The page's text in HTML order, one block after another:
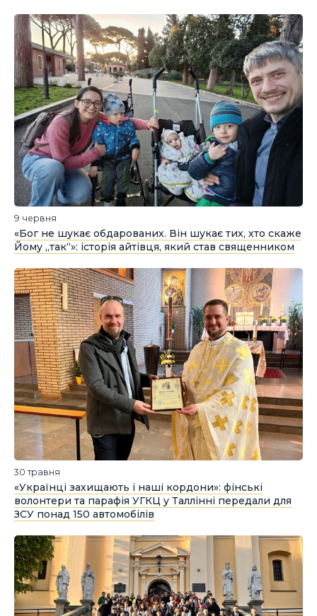
9 червня
«Бог не шукає обдарованих. Він шукає тих, хто скаже
Йому „так“»: історія айтівця, який став священником
30 травня
«Українці захищають і наші кордони»: фінські
волонтери та парафія УГКЦ у Таллінні передали для
ЗСУ понад 150 автомобілів